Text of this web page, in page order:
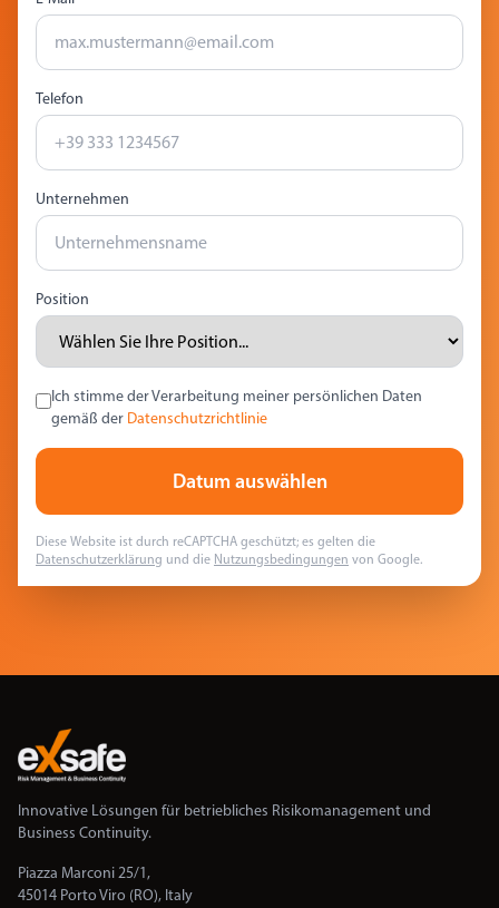
Telefon
Unternehmen
Position
Ich stimme der Verarbeitung meiner persönlichen Daten
gemäß der Datenschutzrichtlinie
Datum auswählen
Diese Website ist durch reCAPTCHA geschützt; es gelten die
Datenschutzerklärung und die Nutzungsbedingungen von Google.
Innovative Lösungen für betriebliches Risikomanagement und
Business Continuity.
Piazza Marconi 25/1,
45014 Porto Viro (RO), Italy